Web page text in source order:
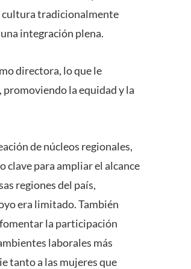
cultura tradicionalmente
integración plena.
directora, lo que le
la equidad y la
de núcleos regionales,
clave para ampliar el alcance
regiones del país,
era limitado. También
la participación
laborales más
tanto a las mujeres que